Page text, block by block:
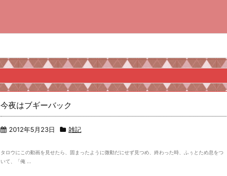
今夜はブギーバック
2012年5月23日 雑記
タロウにこの動画を見せたら、固まったように微動だにせず見つめ、終わった時、ふぅとため息をつ
いて、「俺 ...